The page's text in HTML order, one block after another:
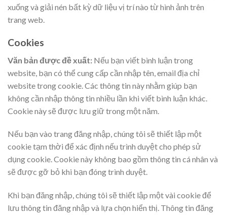
xuống và giải nén bất kỳ dữ liệu vị trí nào từ hình ảnh trên
trang web.
Cookies
Văn bản được đề xuất: Nếu bạn viết bình luận trong
website, bạn có thể cung cấp cần nhập tên, email địa chỉ
website trong cookie. Các thông tin này nhằm giúp bạn
không cần nhập thông tin nhiều lần khi viết bình luận khác.
Cookie này sẽ được lưu giữ trong một năm.
Nếu bạn vào trang đăng nhập, chúng tôi sẽ thiết lập một
cookie tạm thời để xác định nếu trình duyệt cho phép sử
dụng cookie. Cookie này không bao gồm thông tin cá nhân và
sẽ được gỡ bỏ khi bạn đóng trình duyệt.
Khi bạn đăng nhập, chúng tôi sẽ thiết lập một vài cookie để
lưu thông tin đăng nhập và lựa chọn hiển thị. Thông tin đăng